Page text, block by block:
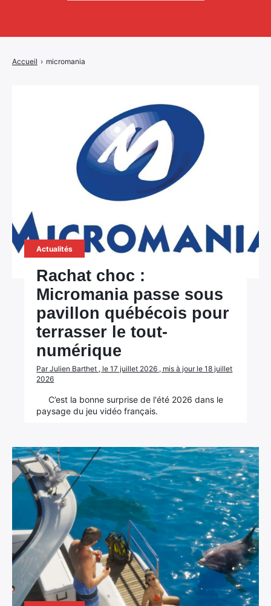
Accueil › micromania
Actualités
Rachat choc :
Micromania passe sous
pavillon québécois pour
terrasser le tout-
numérique
Par Julien Barthet , le 17 juillet 2026 , mis à jour le 18 juillet
2026
C’est la bonne surprise de l'été 2026 dans le
paysage du jeu vidéo français.